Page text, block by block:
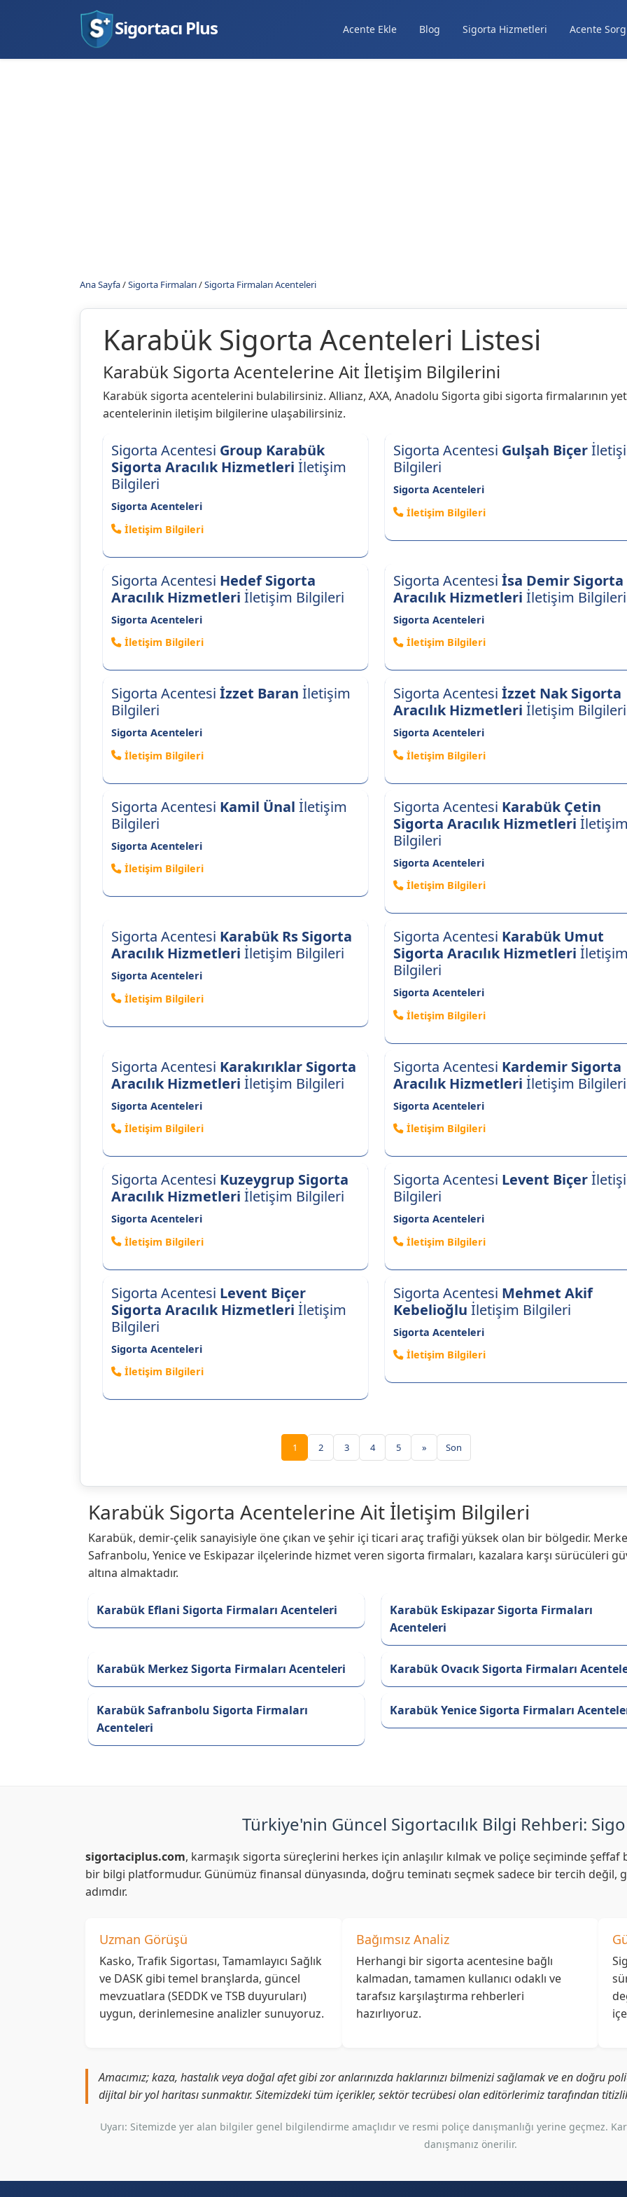
Sigortacı Plus Acente Ekle Blog Sigorta Hizmetleri Acente
Ana Sayfa/Sigorta Firmaları/Sigorta Firmaları Acenteleri
Karabük Sigorta Acenteleri Listesi
Karabük Sigorta Acentelerine Ait İletişim Bilgilerini
Karabük sigorta acentelerini bulabilirsiniz. Allianz, AXA, Anadolu Sigorta gibi sigorta firmalarının
acentelerinin iletişim bilgilerine ulaşabilirsiniz.
Sigorta Acentesi Group Karabük
Sigorta Aracılık Hizmetleri İletişim
Bilgileri
Sigorta Acenteleri
İletişim Bilgileri
Sigorta Acentesi Gulşah Biçer
Bilgileri
Sigorta Acenteleri
İletişim Bilgileri
Sigorta Acentesi Hedef Sigorta
Aracılık Hizmetleri İletişim Bilgileri
Sigorta Acenteleri
İletişim Bilgileri
Sigorta Acentesi İsa Demir Sigorta
Aracılık Hizmetleri İletişim Bilgileri
Sigorta Acenteleri
İletişim Bilgileri
Sigorta Acentesi İzzet Baran İletişim
Bilgileri
Sigorta Acenteleri
İletişim Bilgileri
Sigorta Acentesi İzzet Nak Sigorta
Aracılık Hizmetleri İletişim Bilgileri
Sigorta Acenteleri
İletişim Bilgileri
Sigorta Acentesi Kamil Ünal İletişim
Bilgileri
Sigorta Acenteleri
İletişim Bilgileri
Sigorta Acentesi Karabük Çetin
Sigorta Aracılık Hizmetleri
Bilgileri
Sigorta Acenteleri
İletişim Bilgileri
Sigorta Acentesi Karabük Rs Sigorta
Aracılık Hizmetleri İletişim Bilgileri
Sigorta Acenteleri
İletişim Bilgileri
Sigorta Acentesi Karabük Umut
Sigorta Aracılık Hizmetleri
Bilgileri
Sigorta Acenteleri
İletişim Bilgileri
Sigorta Acentesi Karakırıklar Sigorta
Aracılık Hizmetleri İletişim Bilgileri
Sigorta Acenteleri
İletişim Bilgileri
Sigorta Acentesi Kardemir Sigorta
Aracılık Hizmetleri İletişim Bilgileri
Sigorta Acenteleri
İletişim Bilgileri
Sigorta Acentesi Kuzeygrup Sigorta
Aracılık Hizmetleri İletişim Bilgileri
Sigorta Acenteleri
İletişim Bilgileri
Sigorta Acentesi Levent Biçer
Bilgileri
Sigorta Acenteleri
İletişim Bilgileri
Sigorta Acentesi Levent Biçer
Sigorta Aracılık Hizmetleri İletişim
Bilgileri
Sigorta Acenteleri
İletişim Bilgileri
Sigorta Acentesi Mehmet Akif
Kebelioğlu İletişim Bilgileri
Sigorta Acenteleri
İletişim Bilgileri
1 2 3 4 5 » Son
Karabük Sigorta Acentelerine Ait İletişim Bilgileri
Karabük, demir-çelik sanayisiyle öne çıkan ve şehir içi ticari araç trafiği yüksek olan bir bölgedir.
Safranbolu, Yenice ve Eskipazar ilçelerinde hizmet veren sigorta firmaları, kazalara karşı sürücüleri
altına almaktadır.
Karabük Eflani Sigorta Firmaları Acenteleri
Karabük Eskipazar Sigorta Firmaları
Acenteleri
Karabük Merkez Sigorta Firmaları Acenteleri Karabük Ovacık Sigorta Firmaları
Karabük Safranbolu Sigorta Firmaları
Acenteleri
Karabük Yenice Sigorta Firmaları
Türkiye'nin Güncel Sigortacılık Bilgi Rehberi:
sigortaciplus.com, karmaşık sigorta süreçlerini herkes için anlaşılır kılmak ve poliçe seçiminde şeffaf
bir bilgi platformudur. Günümüz finansal dünyasında, doğru teminatı seçmek sadece bir tercih değil,
adımdır.
Uzman Görüşü
Kasko, Trafik Sigortası, Tamamlayıcı Sağlık
ve DASK gibi temel branşlarda, güncel
mevzuatlara (SEDDK ve TSB duyuruları)
uygun, derinlemesine analizler sunuyoruz.
Bağımsız Analiz
Herhangi bir sigorta acentesine bağlı
kalmadan, tamamen kullanıcı odaklı ve
tarafsız karşılaştırma rehberleri
hazırlıyoruz.
Amacımız; kaza, hastalık veya doğal afet gibi zor anlarınızda haklarınızı bilmenizi sağlamak ve en doğru
dijital bir yol haritası sunmaktır. Sitemizdeki tüm içerikler, sektör tecrübesi olan editörlerimiz tarafından
Uyarı: Sitemizde yer alan bilgiler genel bilgilendirme amaçlıdır ve resmi poliçe danışmanlığı yerine geçmez.
danışmanız önerilir.